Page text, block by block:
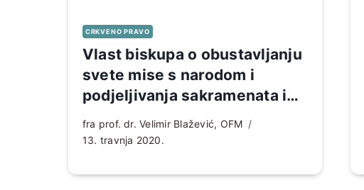
CRKVENO PRAVO
Vlast biskupa o obustavljanju
svete mise s narodom i
podjeljivanja sakramenata i
pravo vjernika na duhovna
dobra Crkve
fra prof. dr. Velimir Blažević, OFM
13. travnja 2020.